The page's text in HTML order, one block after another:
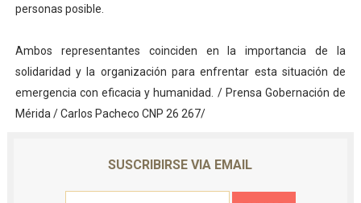
personas posible.
Ambos representantes coinciden en la importancia de la
solidaridad y la organización para enfrentar esta situación de
emergencia con eficacia y humanidad. / Prensa Gobernación de
Mérida / Carlos Pacheco CNP 26 267/
SUSCRIBIRSE VIA EMAIL